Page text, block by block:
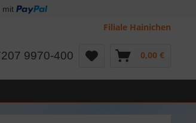
mit
Filiale Hainichen
9970-400 0,00 €